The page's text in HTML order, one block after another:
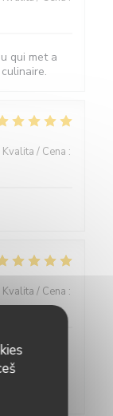
qui met a
Kvalita / Cena :
Kvalita / Cena :
Water
zijn wat